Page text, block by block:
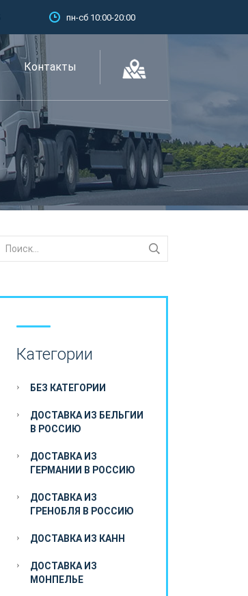
пн-сб 10:00-20:00
Контакты
Категории
БЕЗ КАТЕГОРИИ
ДОСТАВКА ИЗ БЕЛЬГИИ
В РОССИЮ
ДОСТАВКА ИЗ
ГЕРМАНИИ В РОССИЮ
ДОСТАВКА ИЗ
ГРЕНОБЛЯ В РОССИЮ
ДОСТАВКА ИЗ КАНН
ДОСТАВКА ИЗ
МОНПЕЛЬЕ